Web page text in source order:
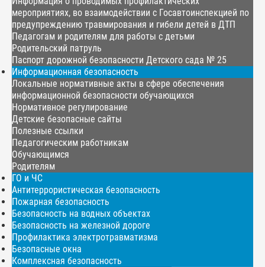
мероприятиях, во взаимодействии с Госавтоинспекцией по
предупреждению травмирования и гибели детей в ДТП
Педагогам и родителям для работы с детьми
Родительский патруль
Паспорт дорожной безопасности Детского сада № 25
Информационная безопасность
Локальные нормативные акты в сфере обеспечения
информационной безопасности обучающихся
Нормативное регулирование
Детские безопасные сайты
Полезные ссылки
Педагогическим работникам
Обучающимся
Родителям
ГО и ЧС
Антитеррористическая безопасность
Пожарная безопасность
Безопасность на водных объектах
Безопасность на железной дороге
Профилактика электротравматизма
Безопасные окна
Комплексная безопасность